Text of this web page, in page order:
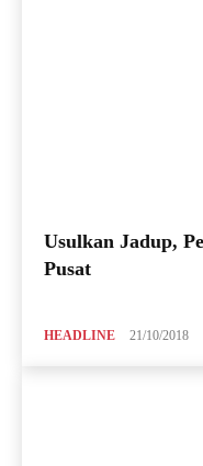
Usulkan Jadup,
Pusat
HEADLINE 21/10/2018